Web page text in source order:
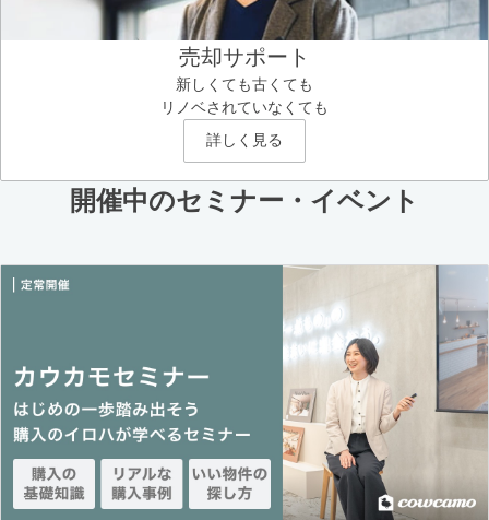
売却サポート
新しくても古くても
リノベされていなくても
詳しく見る
開催中のセミナー・イベント